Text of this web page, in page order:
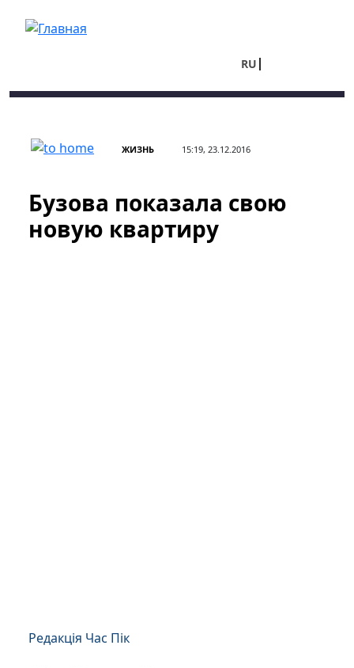
RU
ЖИЗНЬ 15:19, 23.12.2016
Бузова показала свою
новую квартиру
Редакція Час Пік